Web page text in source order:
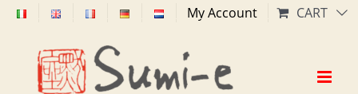
Skip
content
My Account CART